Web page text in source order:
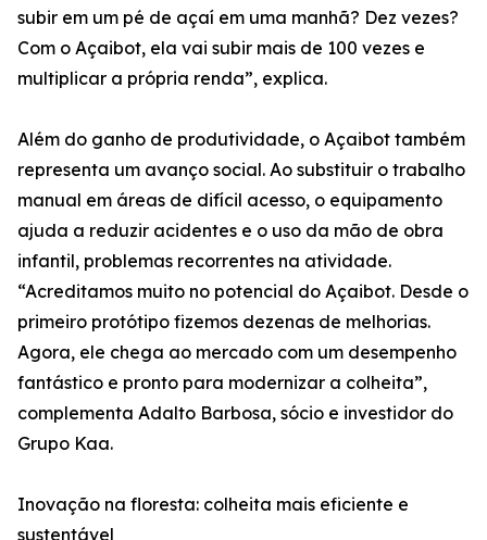
subir em um pé de açaí em uma manhã? Dez vezes?
Com o Açaibot, ela vai subir mais de 100 vezes e
multiplicar a própria renda”, explica.
Além do ganho de produtividade, o Açaibot também
representa um avanço social. Ao substituir o trabalho
manual em áreas de difícil acesso, o equipamento
ajuda a reduzir acidentes e o uso da mão de obra
infantil, problemas recorrentes na atividade.
“Acreditamos muito no potencial do Açaibot. Desde o
primeiro protótipo fizemos dezenas de melhorias.
Agora, ele chega ao mercado com um desempenho
fantástico e pronto para modernizar a colheita”,
complementa Adalto Barbosa, sócio e investidor do
Grupo Kaa.
Inovação na floresta: colheita mais eficiente e
sustentável